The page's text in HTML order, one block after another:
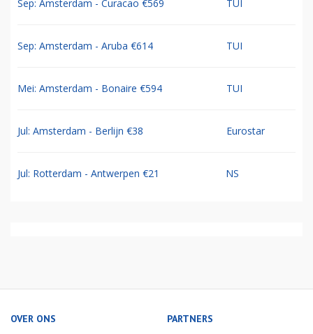
Sep: Amsterdam - Curacao €569 TUI
Sep: Amsterdam - Aruba €614 TUI
Mei: Amsterdam - Bonaire €594 TUI
Jul: Amsterdam - Berlijn €38 Eurostar
Jul: Rotterdam - Antwerpen €21 NS
OVER ONS PARTNERS